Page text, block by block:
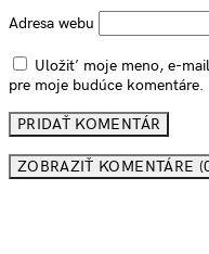
Adresa webu
Uložiť moje meno, e-
pre moje budúce komentáre.
ZOBRAZIŤ KOMENTÁRE